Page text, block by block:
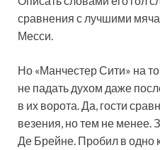
сравнения с лучшими
Месси.
Но «Манчестер Сити» на
не падать духом даже
в их ворота. Да, гости
везения, но тем не менее.
Де Брейне. Пробил в одно